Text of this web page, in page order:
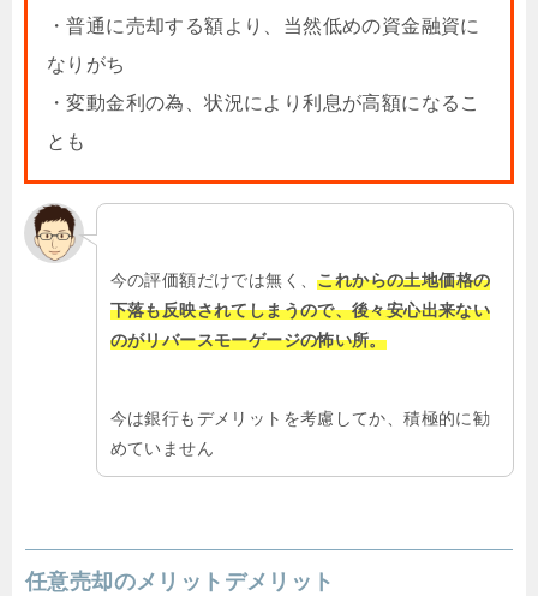
・普通に売却する額より、当然低めの資金融資に
なりがち
・変動金利の為、状況により利息が高額になるこ
とも
今の評価額だけでは無く、これからの土地価格の
下落も反映されてしまうので、後々安心出来ない
のがリバースモーゲージの怖い所。
今は銀行もデメリットを考慮してか、積極的に勧
めていません
任意売却のメリットデメリット